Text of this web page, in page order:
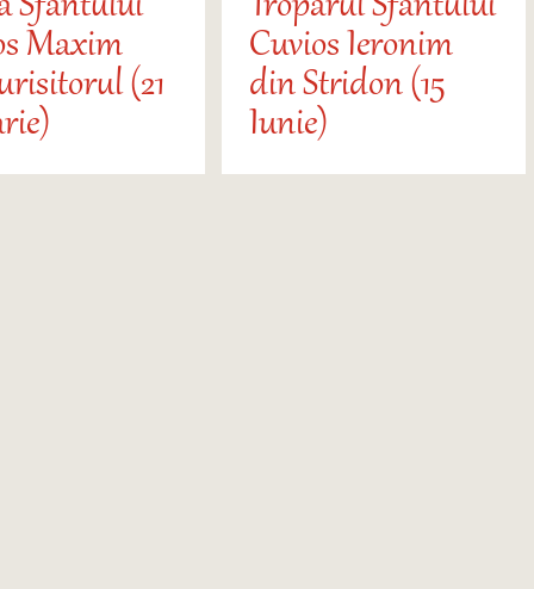
Maxim
(21
Cuvios Ieronim
din Stridon (15
Iunie)